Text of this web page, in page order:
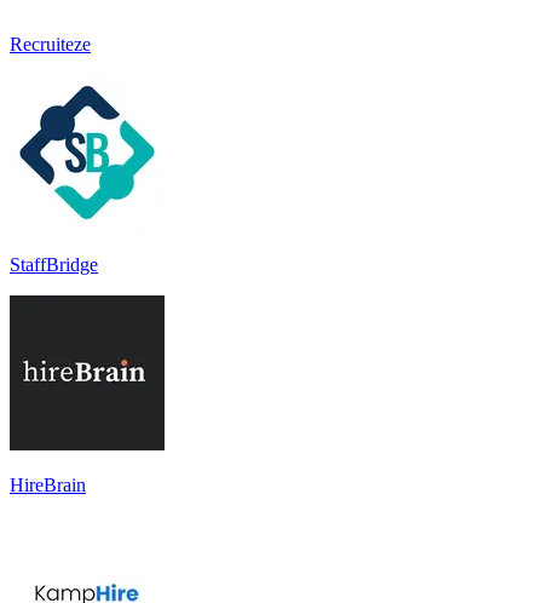
Recruiteze
StaffBridge
HireBrain